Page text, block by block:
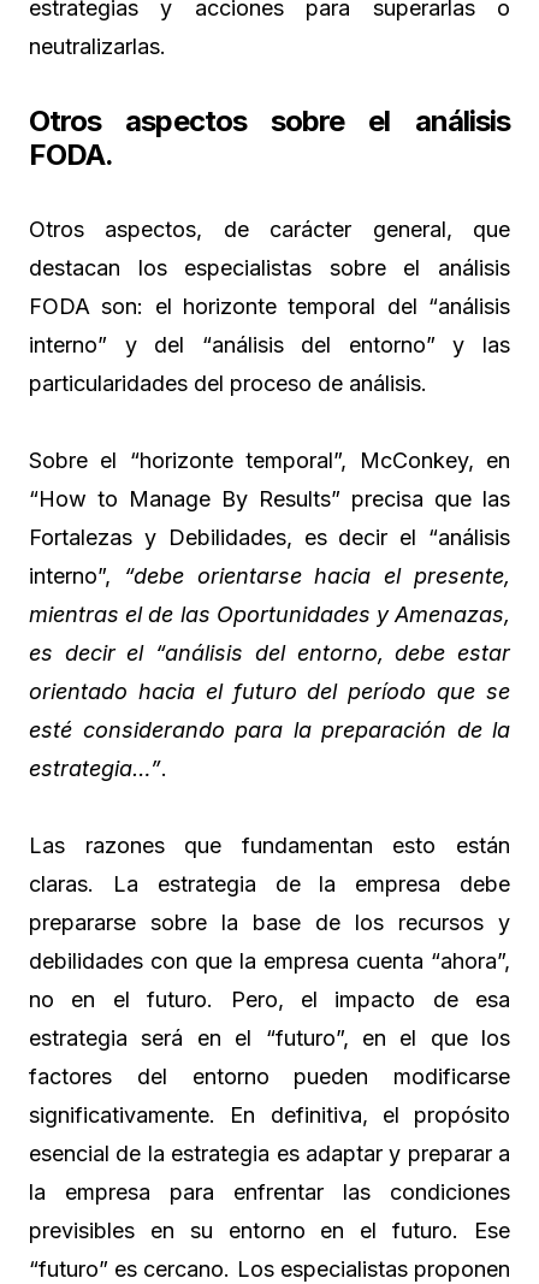
estrategias y acciones para superarlas o
neutralizarlas.
Otros aspectos sobre el análisis
FODA.
Otros aspectos, de carácter general, que
destacan los especialistas sobre el análisis
FODA son: el horizonte temporal del “análisis
interno” y del “análisis del entorno” y las
particularidades del proceso de análisis.
Sobre el “horizonte temporal”, McConkey, en
“How to Manage By Results” precisa que las
Fortalezas y Debilidades, es decir el “análisis
interno”,
“debe orientarse hacia el presente,
mientras el de las Oportunidades y Amenazas,
es decir el “análisis del entorno, debe estar
orientado hacia el futuro del período que se
esté considerando para la preparación de la
estrategia…”.
Las razones que fundamentan esto están
claras. La estrategia de la empresa debe
prepararse sobre la base de los recursos y
debilidades con que la empresa cuenta “ahora”,
no en el futuro. Pero, el impacto de esa
estrategia será en el “futuro”, en el que los
factores del entorno pueden modificarse
significativamente. En definitiva, el propósito
esencial de la estrategia es adaptar y preparar a
la empresa para enfrentar las condiciones
previsibles en su entorno en el futuro. Ese
“futuro” es cercano. Los especialistas proponen